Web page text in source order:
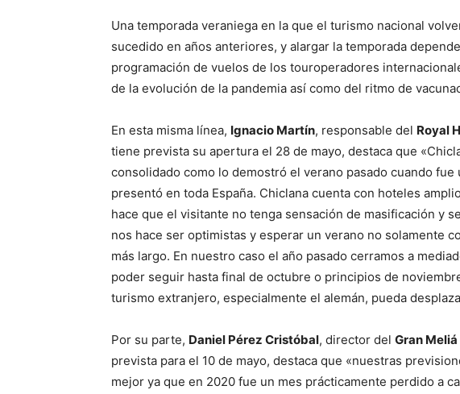
Una temporada veraniega en la que el turismo nacional
sucedido en años anteriores, y alargar la temporada
programación de vuelos de los touroperadores
de la evolución de la pandemia así como del ritmo de
En esta misma línea, Ignacio Martín, responsable del Royal
tiene prevista su apertura el 28 de mayo, destaca que
consolidado como lo demostró el verano pasado cuando
presentó en toda España. Chiclana cuenta con hoteles
hace que el visitante no tenga sensación de masificación y
nos hace ser optimistas y esperar un verano no solamente
más largo. En nuestro caso el año pasado cerramos a
poder seguir hasta final de octubre o principios de
turismo extranjero, especialmente el alemán, pueda
Por su parte, Daniel Pérez Cristóbal, director del Gran
prevista para el 10 de mayo, destaca que «nuestras
mejor ya que en 2020 fue un mes prácticamente perdido a